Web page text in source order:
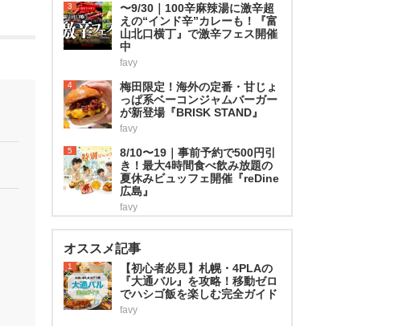
3
〜9/30｜100辛麻辣湯に激辛超
えの“インド辛”カレーも！『富
山北口横丁』で激辛フェス開催
中
favy
4
梅田限定！海外の定番・甘じょ
っぱ系ベーコンジャムバーガー
が新登場『BRISK STAND』
favy
5
8/10〜19｜事前予約で500円引
き！最大4時間食べ飲み放題の
夏休みビュッフェ開催『reDine
広島』
favy
オススメ記事
1
【初心者必見】札幌・4PLAの
『大通バル』を攻略！移動ゼロ
でハシゴ飯を楽しむ完全ガイド
favy